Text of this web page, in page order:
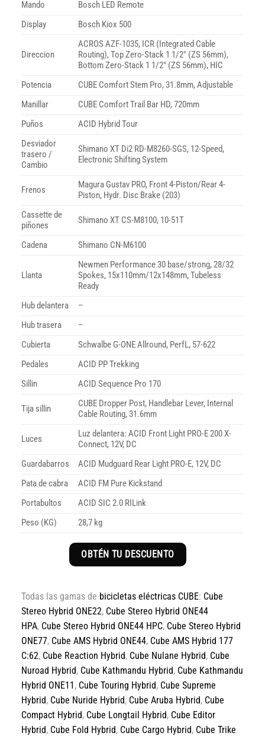
Mando
Bosch LED Remote
Display
Bosch Kiox 500
Direccion
ACROS AZF-1035, ICR (Integrated Cable
Routing), Top Zero-Stack 1 1/2″ (ZS 56mm),
Bottom Zero-Stack 1 1/2″ (ZS 56mm), HIC
Potencia
CUBE Comfort Stem Pro, 31.8mm, Adjustable
Manillar
CUBE Comfort Trail Bar HD, 720mm
Puños
ACID Hybrid Tour
Desviador
trasero /
Cambio
Shimano XT Di2 RD-M8260-SGS, 12-Speed,
Electronic Shifting System
Frenos
Magura Gustav PRO, Front 4-Piston/Rear 4-
Piston, Hydr. Disc Brake (203)
Cassette de
piñones
Shimano XT CS-M8100, 10-51T
Cadena Shimano CN-M6100
Llanta
Newmen Performance 30 base/strong, 28/32
Spokes, 15x110mm/12x148mm, Tubeless
Ready
Hub delantera
–
Hub trasera
–
Cubierta
Schwalbe G-ONE Allround, PerfL, 57-622
Pedales
ACID PP Trekking
Sillin
ACID Sequence Pro 170
Tija sillin
CUBE Dropper Post, Handlebar Lever, Internal
Cable Routing, 31.6mm
Luces
Luz delantera: ACID Front Light PRO-E 200 X-
Connect, 12V, DC
Guardabarros
ACID Mudguard Rear Light PRO-E, 12V, DC
Pata de cabra
ACID FM Pure Kickstand
Portabultos
ACID SIC 2.0 RILink
Peso (KG)
28,7 kg
OBTÉN TU DESCUENTO
Todas las gamas de bicicletas eléctricas CUBE: Cube
Stereo Hybrid ONE22, Cube Stereo Hybrid ONE44
HPA, Cube Stereo Hybrid ONE44 HPC, Cube Stereo Hybrid
ONE77, Cube AMS Hybrid ONE44, Cube AMS Hybrid 177
C:62, Cube Reaction Hybrid, Cube Nulane Hybrid, Cube
Nuroad Hybrid, Cube Kathmandu Hybrid, Cube Kathmandu
Hybrid ONE11 , Cube Touring Hybrid, Cube Supreme
Hybrid, Cube Nuride Hybrid, Cube Aruba Hybrid, Cube
Compact Hybrid, Cube Longtail Hybrid, Cube Editor
Hybrid, Cube Fold Hybrid, Cube Cargo Hybrid, Cube Trike